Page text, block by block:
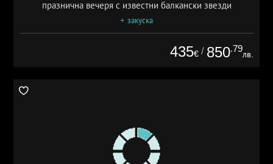
празнична вечеря с известни балкански звезди
+ закуска
435€ / 850.79
лв.